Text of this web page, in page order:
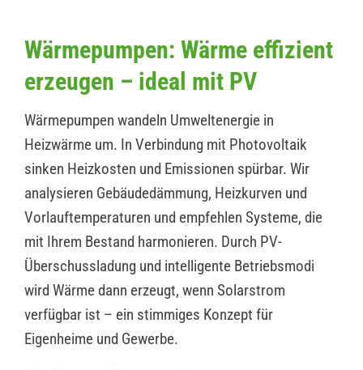
Wärmepumpen: Wärme effizient
erzeugen – ideal mit PV
Wärmepumpen wandeln Umweltenergie in
Heizwärme um. In Verbindung mit Photovoltaik
sinken Heizkosten und Emissionen spürbar. Wir
analysieren Gebäudedämmung, Heizkurven und
Vorlauftemperaturen und empfehlen Systeme, die
mit Ihrem Bestand harmonieren. Durch PV-
Überschussladung und intelligente Betriebsmodi
wird Wärme dann erzeugt, wenn Solarstrom
verfügbar ist – ein stimmiges Konzept für
Eigenheime und Gewerbe.